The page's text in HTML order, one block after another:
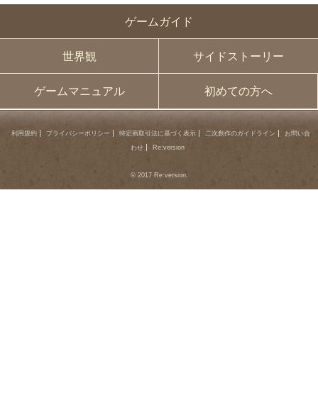
ゲームガイド
世界観 サイドストーリー
ゲームマニュアル 初めての方へ
利用規約 プライバシーポリシー 特定商取引法に基づく表示 二次創作のガイドライン
お問い合
わせ
Re:version
© 2017 Re:version.